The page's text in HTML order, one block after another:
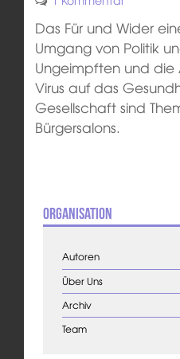
Das Für und Wider
Umgang von Politik
Ungeimpften und die
Virus auf das
Gesellschaft sind
Bürgersalons.
Organisation
Autoren
Über Uns
Archiv
Team